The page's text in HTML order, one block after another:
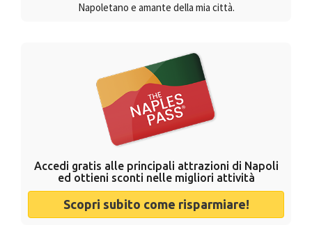
Napoletano e amante della mia città.
Accedi gratis alle principali attrazioni di Napoli
ed ottieni sconti nelle migliori attività
Scopri subito come risparmiare!